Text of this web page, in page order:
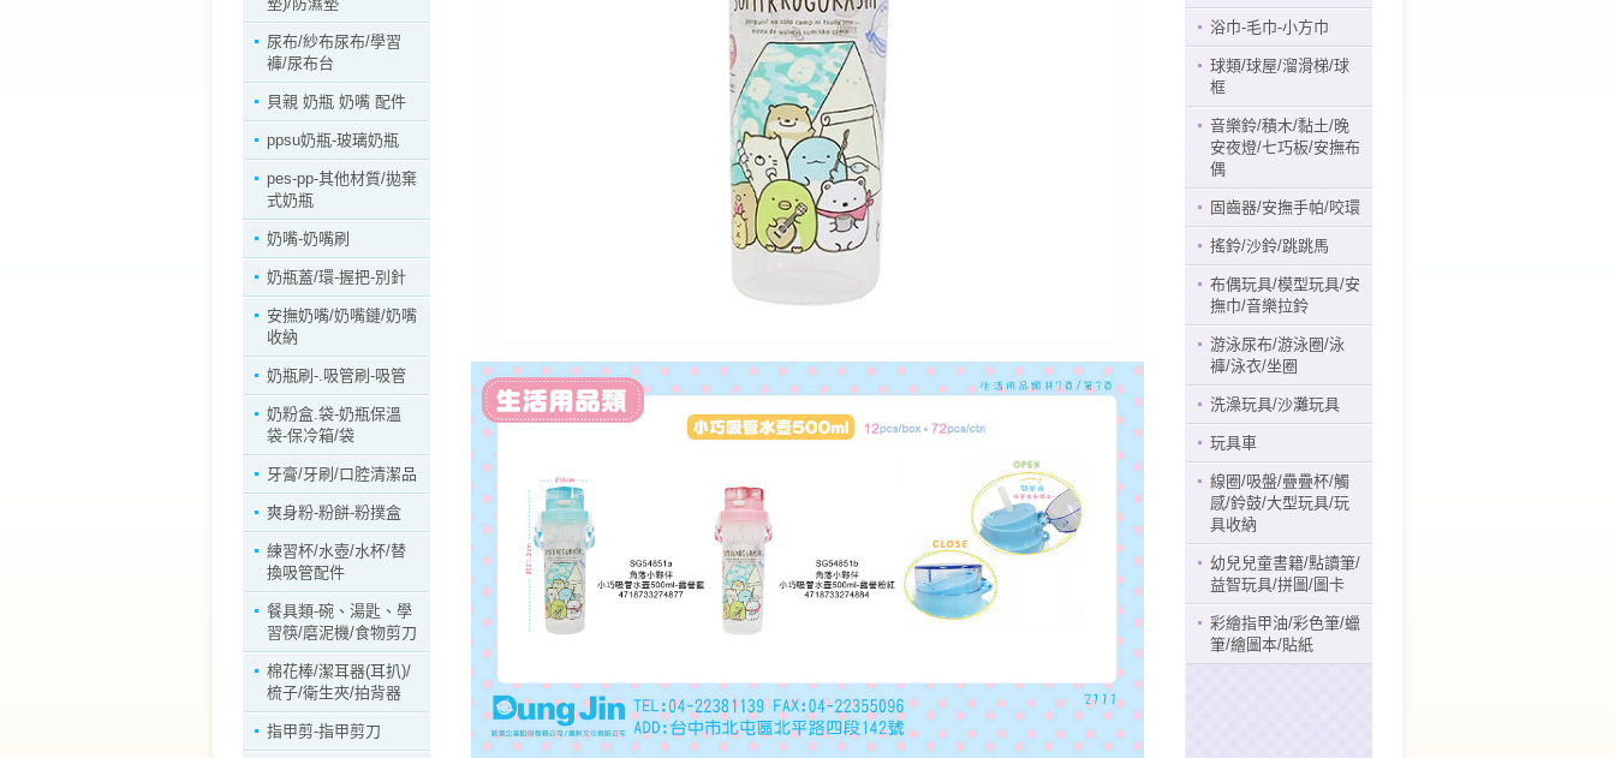
尿布/紗布尿布/學習
褲/尿布台
貝親 奶瓶 奶嘴 配件
ppsu奶瓶-玻璃奶瓶
pes-pp-其他材質/拋棄
式奶瓶
奶嘴-奶嘴刷
奶瓶蓋/環-握把-別針
安撫奶嘴/奶嘴鏈/奶嘴
收納
奶瓶刷-.吸管刷-吸管
奶粉盒.袋-奶瓶保溫
袋-保冷箱/袋
牙膏/牙刷/口腔清潔品
爽身粉-粉餅-粉撲盒
練習杯/水壺/水杯/替
換吸管配件
餐具類-碗、湯匙、學
習筷/磨泥機/食物剪刀
棉花棒/潔耳器(耳扒)/
梳子/衛生夾/拍背器
指甲剪-指甲剪刀
浴巾-毛巾-小方巾
球類/球屋/溜滑梯/球
框
音樂鈴/積木/黏土/晚
安夜燈/七巧板/安撫布
偶
固齒器/安撫手帕/咬環
搖鈴/沙鈴/跳跳馬
布偶玩具/模型玩具/安
撫巾/音樂拉鈴
游泳尿布/游泳圈/泳
褲/泳衣/坐圈
洗澡玩具/沙灘玩具
玩具車
線圈/吸盤/疊疊杯/觸
感/鈴鼓/大型玩具/玩
具收納
幼兒兒童書籍/點讀筆/
益智玩具/拼圖/圖卡
彩繪指甲油/彩色筆/蠟
筆/繪圖本/貼紙